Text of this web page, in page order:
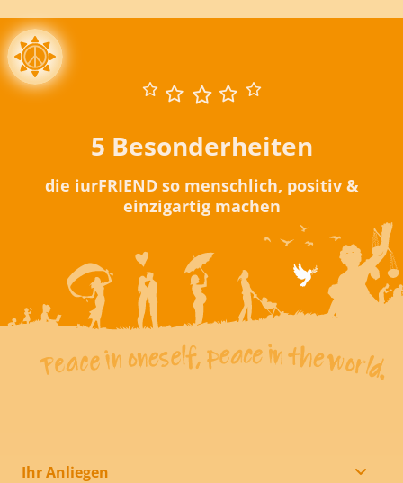
5 Besonderheiten
die iurFRIEND so menschlich, positiv &
einzigartig machen
Ihr Anliegen